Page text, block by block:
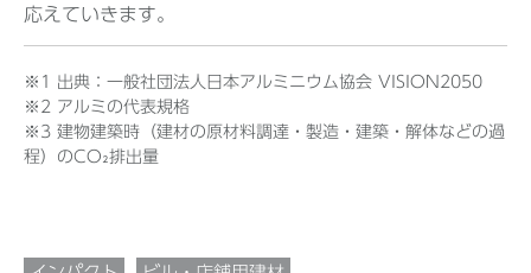
応えていきます。
※1 出典：一般社団法人日本アルミニウム協会 VISION2050
※2 アルミの代表規格
※3 建物建築時（建材の原材料調達・製造・建築・解体などの過
程）のCO₂排出量